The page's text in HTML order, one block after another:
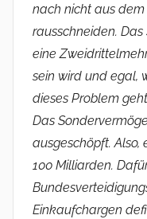
nach nicht aus
rausschneiden.
eine
sein wird und egal,
dieses Problem
Das
ausgeschöpft. Also,
100 Milliarden.
Einkaufchargen